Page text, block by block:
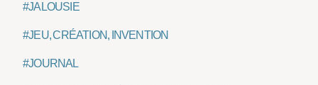
#JALOUSIE
#JEU, CRÉATION, INVENTION
#JOURNAL